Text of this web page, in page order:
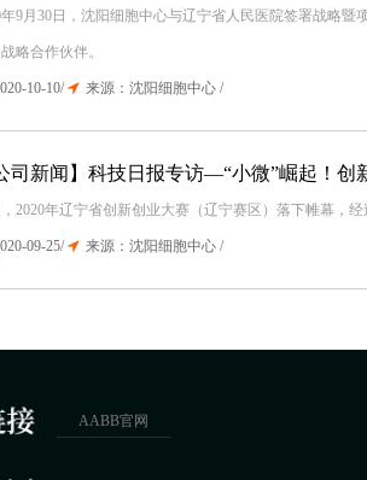
年9月30日，沈阳细胞中心与辽宁省人民医院签署战略
略合作伙伴。
10-10/ 来源：沈阳细胞中心 /
司新闻】科技日报专访—“小微”崛起！创
2020年辽宁省创新创业大赛（辽宁赛区）落下帷幕，
09-25/ 来源：沈阳细胞中心 /
AABB官网